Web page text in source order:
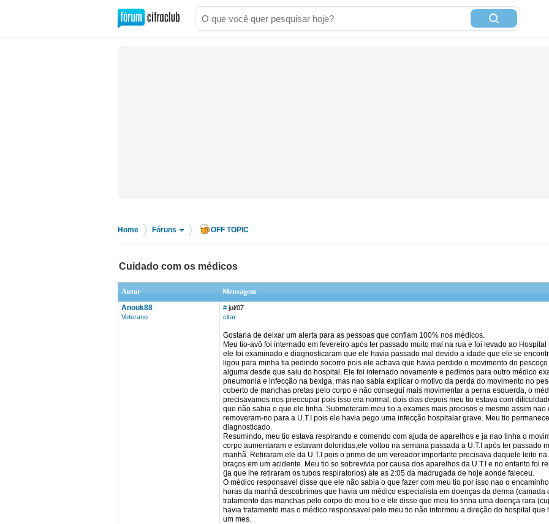
Home Fóruns OFF TOPIC
Cuidado com os médicos
Autor
Mensagem
Anouk88
Veterano
# jul/07
citar
Gostaria de deixar um alerta para as pessoas que confiam 100% nos médicos.
Meu tio-avô foi internado em fevereiro após ter passado muito mal na rua e foi levado ao
ele foi examinado e diagnosticaram que ele havia passado mal devido a idade que ele se
ligou para minha tia pedindo socorro pois ele achava que havia perdido o movimento do
alguma desde que saiu do hospital. Ele foi internado novamente e pedimos para outro médico
pneumonia e infecção na bexiga, mas nao sabia explicar o motivo da perda do movimento no
coberto de manchas pretas pelo corpo e não consegui mais movimentar a perna esquerda, o
precisavamos nos preocupar pois isso era normal, dois dias depois meu tio estava com
que não sabia o que ele tinha. Submeteram meu tio a exames mais precisos e mesmo assim
removeram-no para a U.T.I pois ele havia pego uma infecção hospitalar grave. Meu tio
diagnosticado.
Resumindo, meu tio estava respirando e comendo com ajuda de aparelhos e ja nao tinha o
corpo aumentaram e estavam doloridas,ele voltou na semana passada a U.T.I após ter passado
manhã. Retiraram ele da U.T.I pois o primo de um vereador importante precisava daquele leito
braços em um acidente. Meu tio so sobrevivia por causa dos aparelhos da U.T.I e no entanto foi
(ja que lhe retiraram os tubos respiratorios) ate as 2:05 da madrugada de hoje aonde faleceu.
O médico responsavel disse que ele não sabia o que fazer com meu tio por isso nao o
horas da manhã descobrimos que havia um médico especialista em doenças da derma
tratamento das manchas pelo corpo do meu tio e ele disse que meu tio tinha uma doença rara
havia tratamento mas o médico responsavel pelo meu tio não informou a direção do hospital
um mes.